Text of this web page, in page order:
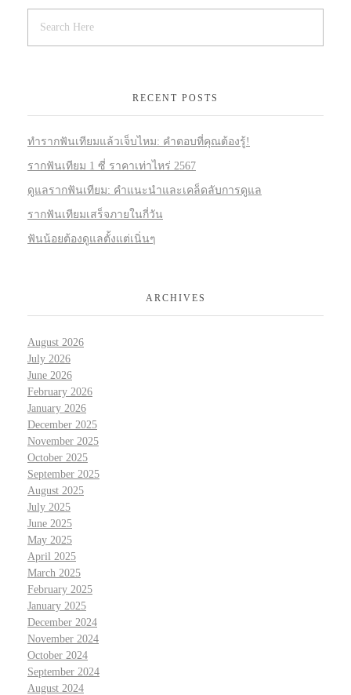
RECENT POSTS
ทำรากฟันเทียมแล้วเจ็บไหม: คำตอบที่คุณต้องรู้!
รากฟันเทียม 1 ซี่ ราคาเท่าไหร่ 2567
ดูแลรากฟันเทียม: คำแนะนำและเคล็ดลับการดูแล
รากฟันเทียมเสร็จภายในกี่วัน
ฟันน้อยต้องดูแลตั้งแต่เนิ่นๆ
ARCHIVES
August 2026
July 2026
June 2026
February 2026
January 2026
December 2025
November 2025
October 2025
September 2025
August 2025
July 2025
June 2025
May 2025
April 2025
March 2025
February 2025
January 2025
December 2024
November 2024
October 2024
September 2024
August 2024